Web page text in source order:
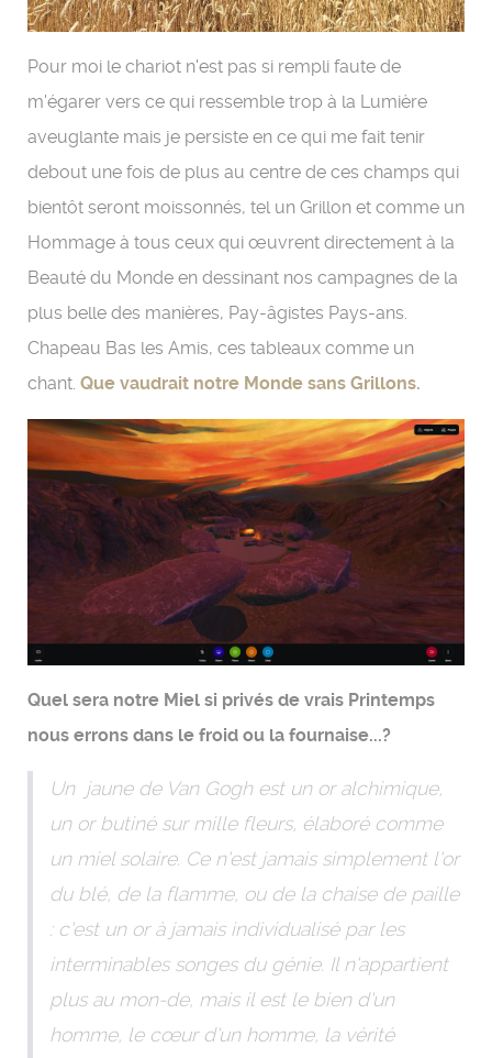
Pour moi le chariot n'est pas si rempli faute de
m'égarer vers ce qui ressemble trop à la Lumière
aveuglante mais je persiste en ce qui me fait tenir
debout une fois de plus au centre de ces champs qui
bientôt seront moissonnés, tel un Grillon et comme un
Hommage à tous ceux qui œuvrent directement à la
Beauté du Monde en dessinant nos campagnes de la
plus belle des manières, Pay-âgistes Pays-ans.
Chapeau Bas les Amis, ces tableaux comme un
chant. Que vaudrait notre Monde sans Grillons.
Quel sera notre Miel si privés de vrais Printemps
nous errons dans le froid ou la fournaise...?
Un jaune de Van Gogh est un or alchimique,
un or butiné sur mille fleurs, élaboré comme
un miel solaire. Ce n'est jamais simplement l'or
du blé, de la flamme, ou de la chaise de paille
: c'est un or à jamais individualisé par les
interminables songes du génie. Il n'appartient
plus au mon-de, mais il est le bien d'un
homme, le cœur d'un homme, la vérité